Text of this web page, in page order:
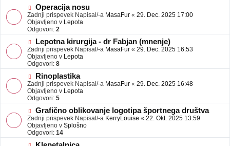
b
a
v
e
N
o
v
e
o
j
a
v
e
Operacija nosu
Zadnji prispevek Napisal/-a MasaFur « 29. Dec. 2025 17:00
Objavljeno v Lepota
Odgovori: 2
N
o
v
e
o
j
a
v
e
Lepotna kirurgija - dr Fabjan (mnenje)
Zadnji prispevek Napisal/-a MasaFur « 29. Dec. 2025 16:53
Objavljeno v Lepota
Odgovori: 8
N
o
v
e
o
b
j
a
v
e
Rinoplastika
Zadnji prispevek Napisal/-a MasaFur « 29. Dec. 2025 16:48
Objavljeno v Lepota
Odgovori: 5
N
o
v
e
o
Grafično oblikovanje logotipa športnega društva
Zadnji prispevek Napisal/-a KerryLouise « 22. Okt. 2025 13:59
Objavljeno v Splošno
Odgovori: 14
N